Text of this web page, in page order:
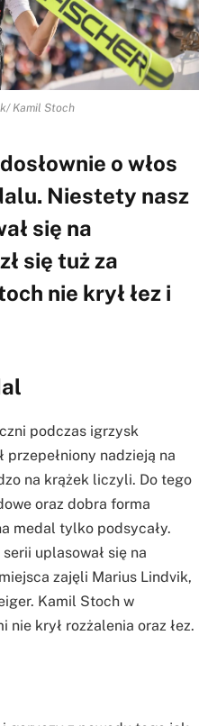
Kamil Stoch
o włos
Niestety nasz
się na
się tuż za
nie krył łez i
podczas igrzysk
nadzieją na
na krążek liczyli. Do tego
oraz dobra forma
medal tylko podsycały.
uplasował się na
zajęli Marius Lindvik,
Kamil Stoch w
nie krył rozżalenia oraz łez.